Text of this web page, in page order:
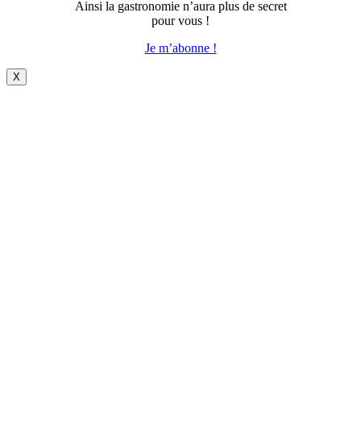
Ainsi la gastronomie n’aura plus de secret
pour vous !
Je m’abonne !
X